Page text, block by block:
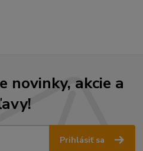
novinky, akcie a
Prihlásiť sa